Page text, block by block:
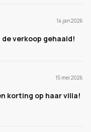
14 jan 2026
verkoop gehaald!
15 mei 2026
korting op haar villa!